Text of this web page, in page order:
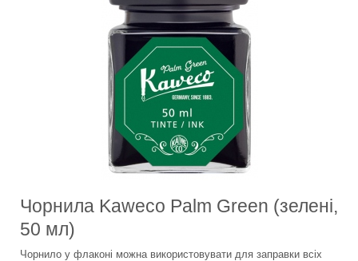
Чорнила Kaweco Palm Green (зелені,
50 мл)
Чорнило у флаконі можна використовувати для заправки всіх